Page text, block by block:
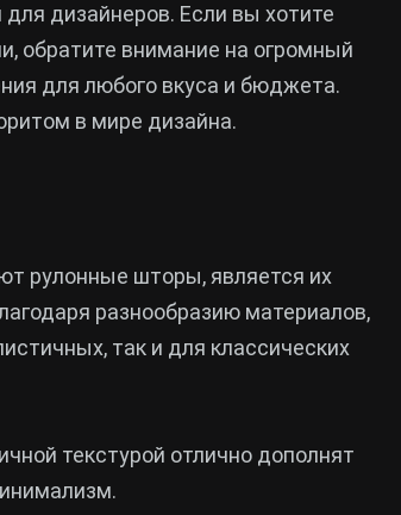
дизайнеров. Если вы хотите
обратите внимание на огромный
для любого вкуса и бюджета.
в мире дизайна.
рулонные шторы, является их
разнообразию материалов,
так и для классических
текстурой отлично дополнят